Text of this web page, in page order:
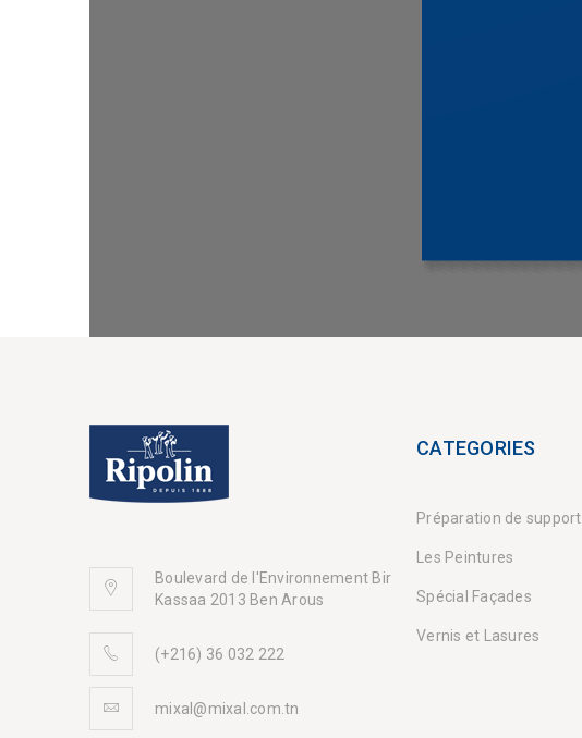
Boulevard de l'Environnement Bir
Kassaa 2013 Ben Arous
(+216) 36 032 222
mixal@mixal.com.tn
CATEGORIES
Préparation de support
Les Peintures
Spécial Façades
Vernis et Lasures